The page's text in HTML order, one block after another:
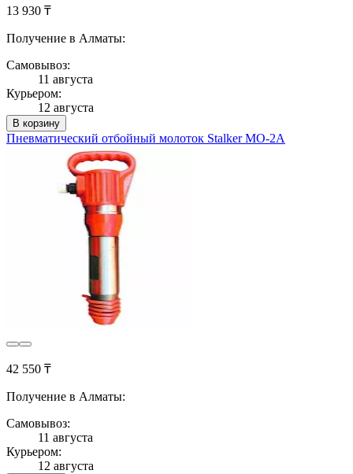
13 930 ₸
Получение в Алматы:
Самовывоз:
11 августа
Курьером:
12 августа
В корзину
Пневматический отбойный молоток Stalker МО-2А
42 550 ₸
Получение в Алматы:
Самовывоз:
11 августа
Курьером:
12 августа